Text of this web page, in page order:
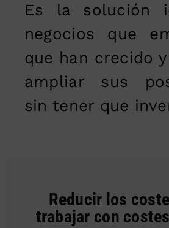
Es la solución
negocios que
que han crecido
ampliar sus
sin tener que
Reducir los
trabajar con